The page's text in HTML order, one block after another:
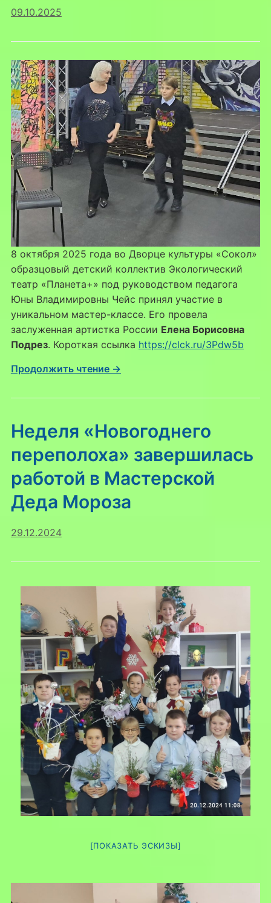
09.10.2025
8 октября 2025 года во Дворце культуры «Сокол»
образцовый детский коллектив Экологический
театр «Планета+» под руководством педагога
Юны Владимировны Чейс принял участие в
уникальном мастер-классе. Его провела
заслуженная артистка России Елена Борисовна
Подрез. Короткая ссылка https://clck.ru/3Pdw5b
Продолжить чтение →
Неделя «Новогоднего
переполоха» завершилась
работой в Мастерской
Деда Мороза
29.12.2024
[ПОКАЗАТЬ ЭСКИЗЫ]